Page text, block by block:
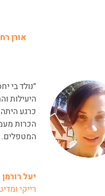
אורן
״נולד בי
היעילות
כרגע
הכרות
המטפלים.
יעל
רייקי